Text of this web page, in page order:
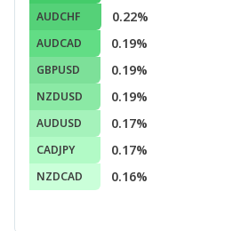
AUDCHF 0.22%
AUDCAD 0.19%
GBPUSD 0.19%
NZDUSD 0.19%
AUDUSD 0.17%
CADJPY 0.17%
NZDCAD 0.16%